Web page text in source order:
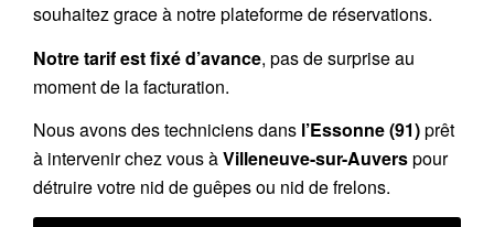
souhaitez grace à notre plateforme de réservations.
Notre tarif est fixé d’avance, pas de surprise au
moment de la facturation.
Nous avons des techniciens dans l’Essonne (91)prêt
à intervenir chez vous àVilleneuve-sur-Auverspour
détruire votre nid de guêpes ou nid de frelons.